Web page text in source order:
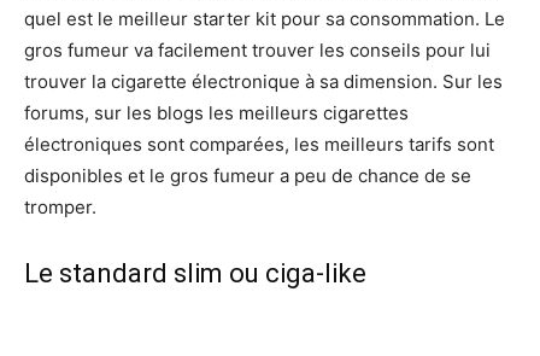
quel est le meilleur starter kit pour sa consommation. Le
gros fumeur va facilement trouver les conseils pour lui
trouver la cigarette électronique à sa dimension. Sur les
forums, sur les blogs les meilleurs cigarettes
électroniques sont comparées, les meilleurs tarifs sont
disponibles et le gros fumeur a peu de chance de se
tromper.
Le standard slim ou ciga-like